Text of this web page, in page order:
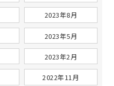
2023年8月
2023年5月
2023年2月
2022年11月